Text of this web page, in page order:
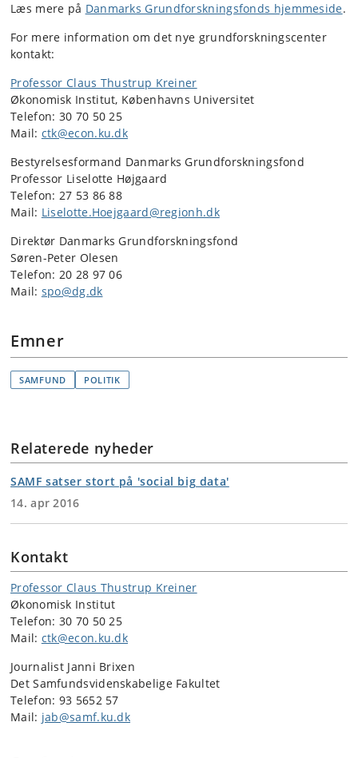
Læs mere på Danmarks Grundforskningsfonds hjemmeside.
For mere information om det nye grundforskningscenter
kontakt:
Professor Claus Thustrup Kreiner
Økonomisk Institut, Københavns Universitet
Telefon: 30 70 50 25
Mail: ctk@econ.ku.dk
Bestyrelsesformand Danmarks Grundforskningsfond
Professor Liselotte Højgaard
Telefon: 27 53 86 88
Mail: Liselotte.Hoejgaard@regionh.dk
Direktør Danmarks Grundforskningsfond
Søren-Peter Olesen
Telefon: 20 28 97 06
Mail: spo@dg.dk
Emner
SAMFUND POLITIK
Relaterede nyheder
SAMF satser stort på 'social big data'
14. apr 2016
Kontakt
Professor Claus Thustrup Kreiner
Økonomisk Institut
Telefon: 30 70 50 25
Mail: ctk@econ.ku.dk
Journalist Janni Brixen
Det Samfundsvidenskabelige Fakultet
Telefon: 93 5652 57
Mail: jab@samf.ku.dk